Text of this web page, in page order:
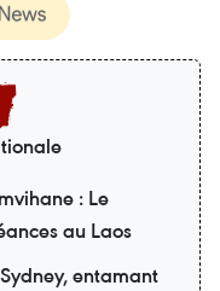
: Le
au Laos
entamant